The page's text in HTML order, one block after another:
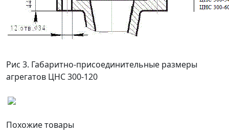
Рис 3. Габаритно-присоединительные размеры
агрегатов ЦНС 300-120
Похожиетовары